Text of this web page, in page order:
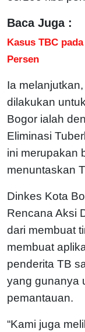
Baca Juga :
Kasus TBC
Persen
Ia
dilakukan
Bogor ialah
Eliminasi
ini merupakan
menuntaskan
Dinkes Kota
Rencana Aksi
dari membuat
membuat
penderita TB
yang gunanya
pemantauan.
“Kami juga